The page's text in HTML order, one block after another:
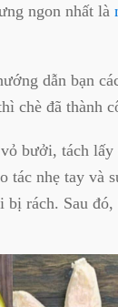
ngon nhất là
dẫn bạn
chè đã thành
bưởi, tách lấy
tác nhẹ tay và
rách. Sau đó,